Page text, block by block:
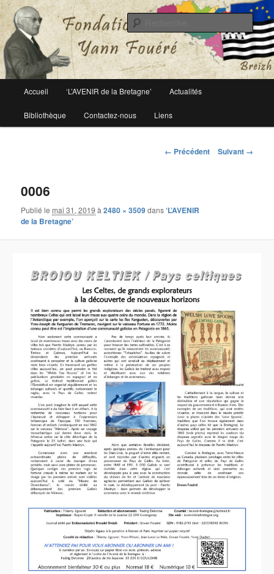
Fondation Yann Fouéré
Le site officiel de la fondation Yann Fouéré
principal
Aller
au
Accueil ‘L’AVENIR de la Bretagne’ Actualités
Bibliothèque Contactez-nous Liens
Navigation
← Précédent Suivant →
0006
Publié lemai 31, 2019 à2480 × 3509dans‘L’AVENIR
de la Bretagne’